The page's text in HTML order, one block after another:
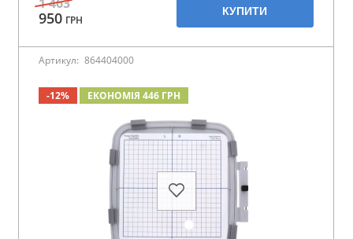
950 ГРН
КУПИТИ
Артикул: 864404000
-12% ЕКОНОМІЯ 446 ГРН